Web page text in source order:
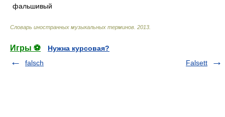
фальшивый
Словарь иностранных музыкальных терминов 2013
Игры ⚽
Нужна курсовая?
falsch
Falsett